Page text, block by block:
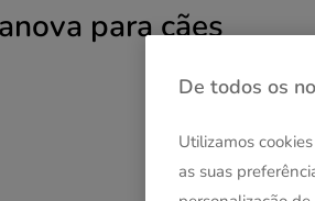
para cães
De todos os
Utilizamos
as suas